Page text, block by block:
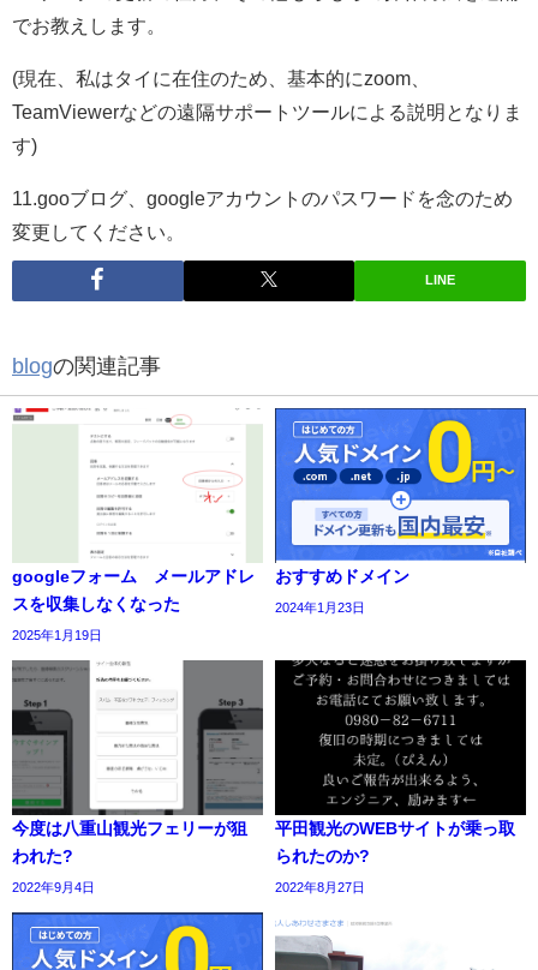
でお教えします。
(現在、私はタイに在住のため、基本的にzoom、
TeamViewerなどの遠隔サポートツールによる説明となりま
す)
11.gooブログ、googleアカウントのパスワードを念のため
変更してください。
LINE
blogの関連記事
googleフォーム メールアドレ
スを収集しなくなった
2025年1月19日
おすすめドメイン
2024年1月23日
今度は八重山観光フェリーが狙
われた?
2022年9月4日
平田観光のWEBサイトが乗っ取
られたのか?
2022年8月27日